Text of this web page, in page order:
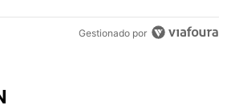
Gestionado por